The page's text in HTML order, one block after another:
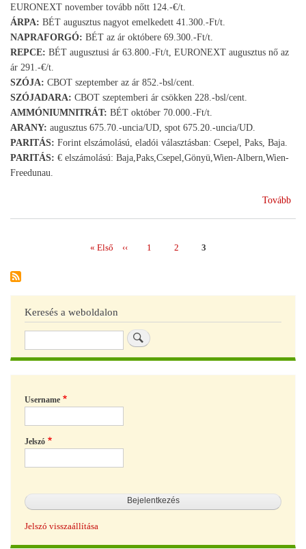
EURONEXT november tovább nőtt 124.-€/t.
ÁRPA: BÉT augusztus nagyot emelkedett 41.300.-Ft/t.
NAPRAFORGÓ: BÉT az ár októbere 69.300.-Ft/t.
REPCE: BÉT augusztusi ár 63.800.-Ft/t, EURONEXT augusztus nő az
ár 291.-€/t.
SZÓJA: CBOT szeptember az ár 852.-bsl/cent.
SZÓJADARA: CBOT szeptemberi ár csökken 228.-bsl/cent.
AMMÓNIUMNITRÁT: BÉT október 70.000.-Ft/t.
ARANY: augusztus 675.70.-uncia/UD, spot 675.20.-uncia/UD.
PARITÁS: Forint elszámolású, eladói választásban: Csepel, Paks, Baja.
PARITÁS: € elszámolású: Baja,Paks,Csepel,Gönyü,Wien-Albern,Wien-
Freedunau.
Tovább
Első
« Első
Előző
‹‹ Page
1 Page
2 Page
3
Keresés a weboldalon
Username
Jelszó
Jelszó visszaállítása